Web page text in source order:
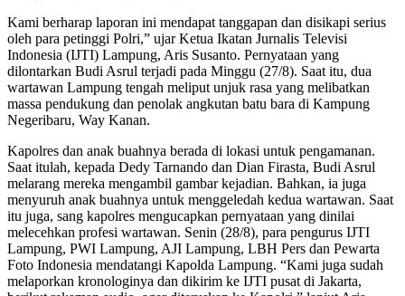
Kami berharap laporan ini mendapat tanggapan dan disikapi serius
oleh para petinggi Polri,” ujar Ketua Ikatan Jurnalis Televisi
Indonesia (IJTI) Lampung, Aris Susanto. Pernyataan yang
dilontarkan Budi Asrul terjadi pada Minggu (27/8). Saat itu, dua
wartawan Lampung tengah meliput unjuk rasa yang melibatkan
massa pendukung dan penolak angkutan batu bara di Kampung
Negeribaru, Way Kanan.
Kapolres dan anak buahnya berada di lokasi untuk pengamanan.
Saat itulah, kepada Dedy Tarnando dan Dian Firasta, Budi Asrul
melarang mereka mengambil gambar kejadian. Bahkan, ia juga
menyuruh anak buahnya untuk menggeledah kedua wartawan. Saat
itu juga, sang kapolres mengucapkan pernyataan yang dinilai
melecehkan profesi wartawan. Senin (28/8), para pengurus IJTI
Lampung, PWI Lampung, AJI Lampung, LBH Pers dan Pewarta
Foto Indonesia mendatangi Kapolda Lampung. “Kami juga sudah
melaporkan kronologinya dan dikirim ke IJTI pusat di Jakarta,